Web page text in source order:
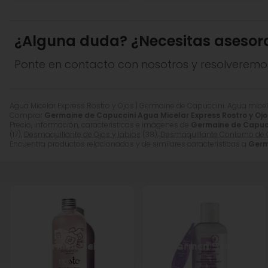
Ingredientes
: Aqua (Water), Pentylene Glycol,
Potassium Olivoyl Pca, Ethylhexylglycerin, Potassium
*Los ingredientes pueden ser modificados, y se
¿Alguna duda? ¿Necesitas
Ponte en contacto con nosotros y